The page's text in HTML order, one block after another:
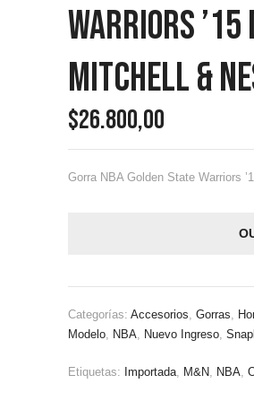
Warriors ’15
Mitchell &
$26.800,00
Gorra NBA Golden State Warriors
Categorías: Accesorios Gorras
Modelo, NBA, Nuevo Ingreso,
Etiquetas: Importada, M&N NBA,